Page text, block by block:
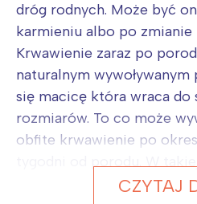
dróg rodnych. Może być
karmieniu albo po
Krwawienie zaraz po
naturalnym
się macicę która wraca
rozmiarów. To co może
obfite krwawienie po
CZYTAJ